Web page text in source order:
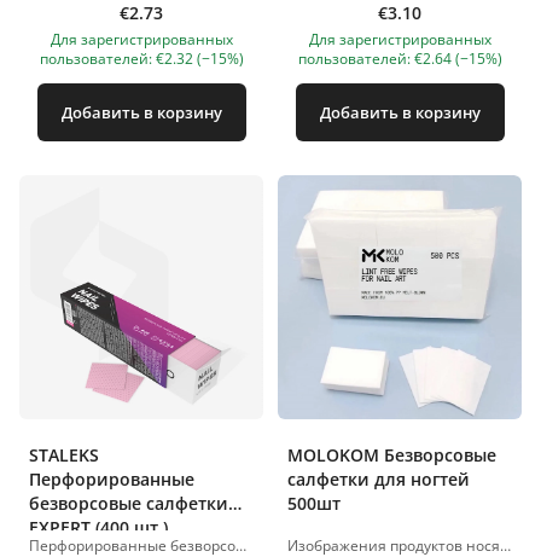
€2.73
Для зарегистрированных
пользователей: €2.32 (−15%)
Добавить в корзину
€3.10
Для зарегистрированных
пользователей: €2.64 (−15%)
Добавить в корзину
STALEKS
Перфорированные
безворсовые салфетки
EXPERT (400 шт.)
Перфорированные безворсовые салфетки EXPERT бережно удаляют липкий слой гель-лака, акрила и биогеля. Они также идеально подходят для обезжиривания натуральных и искусственных ногтевых пластин, не оставляя ворса. Используются в профессиональных целях при выполнении маникюра и педикюра, а также для очистки кистей от геля и акрила. Характеристики: Материал: спанбонд. 400 штук в упаковке. Размер салфетки: 4,5*4,5 см. Перфорированный, розовый. Размер упаковки: 5,2 см * 19,2 см. Основные характеристики: Абсолютно без ворса. Предназначено для профессионального использования при маникюре и педикюре. Мягкий на ощупь. Высокая влагопоглощающая способность материала. Для очистки ногтевой пластины удалите лак и липкий слой. Для одноразового использования. Абсолютно гигиенично. Изображения продуктов носят иллюстративный характер. Если у вас есть какие-либо вопросы, мы всегда ждем вашего письма nanatallinn@gmail.com
MOLOKOM Безворсовые
салфетки для ногтей
500шт
Изображения продуктов носят иллюстративный характер. Если у вас есть какие-либо вопросы, мы всегда ждем вашего письма nanatallinn@gmail.com